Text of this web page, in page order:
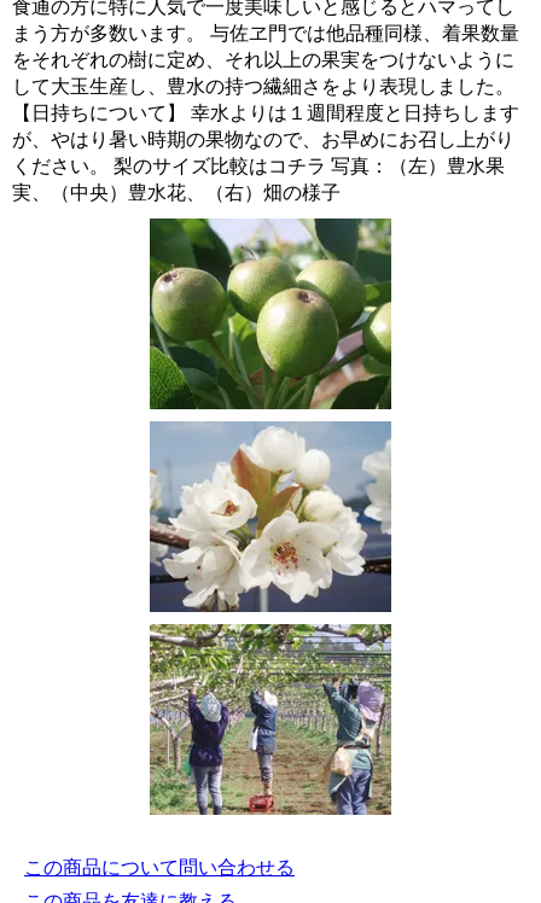
食通の方に特に人気で一度美味しいと感じるとハマってし
まう方が多数います。 与佐ヱ門では他品種同様、着果数量
をそれぞれの樹に定め、それ以上の果実をつけないように
して大玉生産し、豊水の持つ繊細さをより表現しました。
【日持ちについて】 幸水よりは１週間程度と日持ちします
が、やはり暑い時期の果物なので、お早めにお召し上がり
ください。 梨のサイズ比較はコチラ 写真：（左）豊水果
実、（中央）豊水花、（右）畑の様子
この商品について問い合わせる